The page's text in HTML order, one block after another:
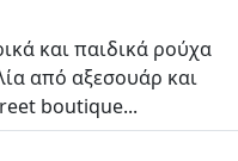
και παιδικά ρούχα
από αξεσουάρ και
boutique...